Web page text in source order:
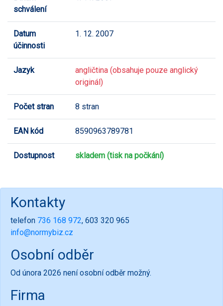
schválení
Datum
účinnosti
1. 12. 2007
Jazyk
angličtina (obsahuje pouze anglický
originál)
Počet stran 8 stran
EAN kód 8590963789781
Dostupnost skladem (tisk na počkání)
Kontakty
telefon 736 168 972, 603 320 965
info@normybiz.cz
Osobní odběr
Od února 2026 není osobní odběr možný.
Firma